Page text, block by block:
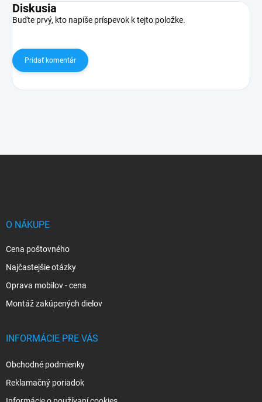
Diskusia
Buďte prvý, kto napíše príspevok k tejto položke.
Pridať komentár
O NÁKUPE
Cena poštovného
Najčastejšie otázky
Oprava mobilov - cena
Montáž zakúpených dielov
INFORMÁCIE PRE VÁS
Obchodné podmienky
Reklamačný poriadok